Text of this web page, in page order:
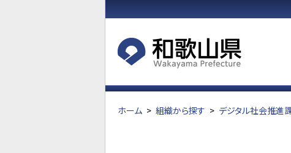
ホーム > 組織から探す > デジタル社会推進